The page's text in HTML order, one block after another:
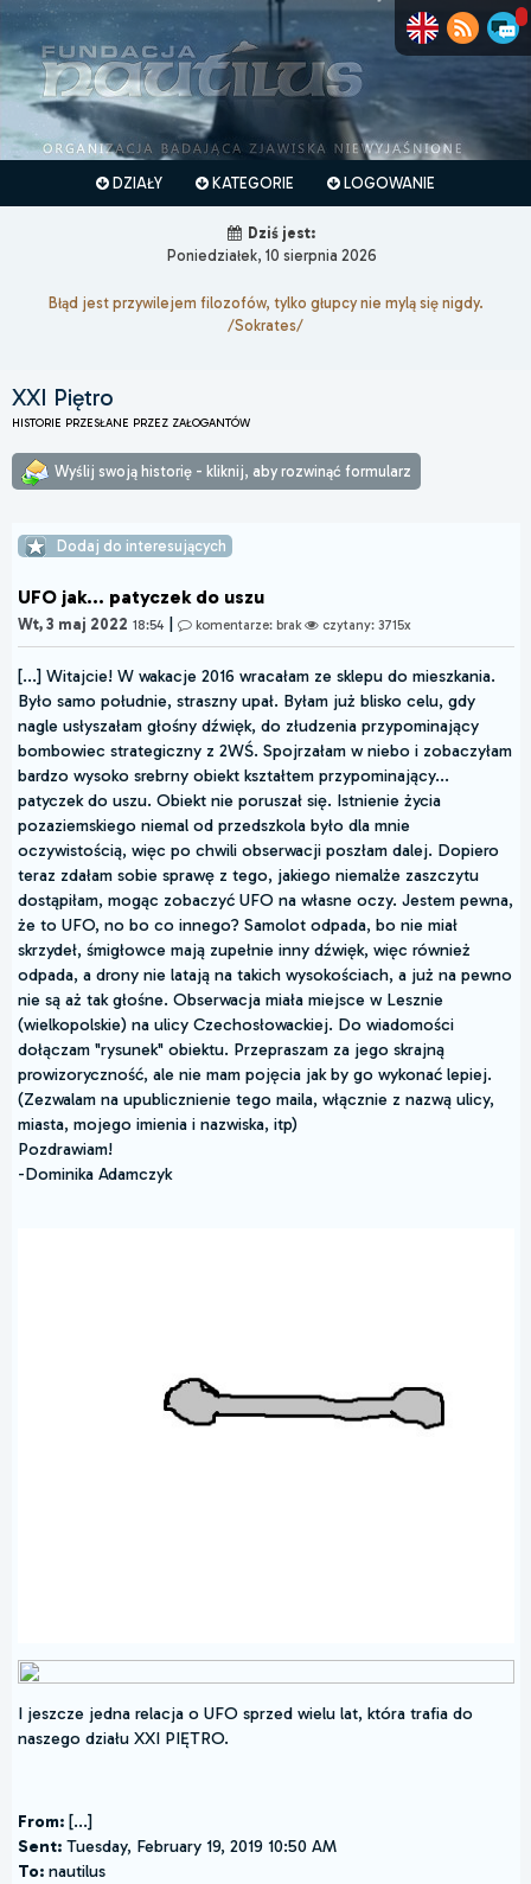
DZIAŁY KATEGORIE LOGOWANIE
Dziś jest:
Poniedziałek, 10 sierpnia 2026
Błąd jest przywilejem filozofów, tylko głupcy nie mylą się nigdy.
/Sokrates/
XXI Piętro
HISTORIE PRZESŁANE PRZEZ ZAŁOGANTÓW
Wyślij swoją historię - kliknij, aby rozwinąć formularz
Dodaj do interesujących
UFO jak... patyczek do uszu
Wt, 3 maj 2022 18:54 komentarze: brak czytany: 3715x
[...] Witajcie! W wakacje 2016 wracałam ze sklepu do mieszkania.
Było samo południe, straszny upał. Byłam już blisko celu, gdy
nagle usłyszałam głośny dźwięk, do złudzenia przypominający
bombowiec strategiczny z 2WŚ. Spojrzałam w niebo i zobaczyłam
bardzo wysoko srebrny obiekt kształtem przypominający...
patyczek do uszu. Obiekt nie poruszał się. Istnienie życia
pozaziemskiego niemal od przedszkola było dla mnie
oczywistością, więc po chwili obserwacji poszłam dalej. Dopiero
teraz zdałam sobie sprawę z tego, jakiego niemalże zaszczytu
dostąpiłam, mogąc zobaczyć UFO na własne oczy. Jestem pewna,
że to UFO, no bo co innego? Samolot odpada, bo nie miał
skrzydeł, śmigłowce mają zupełnie inny dźwięk, więc również
odpada, a drony nie latają na takich wysokościach, a już na pewno
nie są aż tak głośne. Obserwacja miała miejsce w Lesznie
(wielkopolskie) na ulicy Czechosłowackiej. Do wiadomości
dołączam "rysunek" obiektu. Przepraszam za jego skrajną
prowizoryczność, ale nie mam pojęcia jak by go wykonać lepiej.
(Zezwalam na upublicznienie tego maila, włącznie z nazwą ulicy,
miasta, mojego imienia i nazwiska, itp)
Pozdrawiam!
-Dominika Adamczyk
I jeszcze jedna relacja o UFO sprzed wielu lat, która trafia do
naszego działu XXI PIĘTRO.
From: [...]
Sent: Tuesday, February 19, 2019 10:50 AM
To: nautilus